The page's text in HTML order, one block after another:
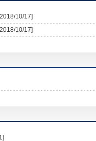
10/17]
10/17]